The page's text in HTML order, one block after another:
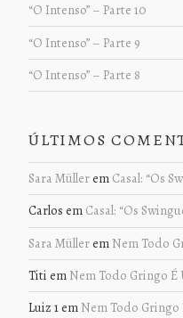
“O Intenso” – Parte 10
“O Intenso” – Parte 9
“O Intenso” – Parte 8
ÚLTIMOS
Sara Müllerem Casal: “Os
Carlos em Casal: “Os
Sara Müllerem Nem Todo
Titi em Nem Todo Gringo
Luiz 1em Nem Todo